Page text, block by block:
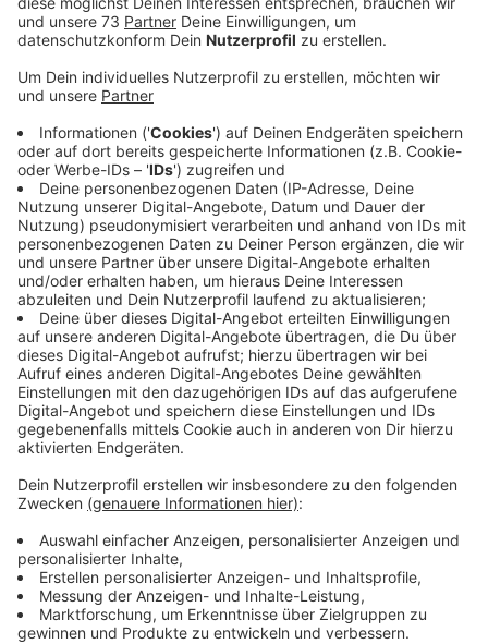
Anzeige
Die SVS Versorgungsbetriebe reagieren auf die
Wasserknappheit in diesem Sommer. Denn während
der extremen Hitze sah es in Stadtlohn, Vreden und
Südlohn mit dem Trinkwasser ziemlich kritisch aus.
Deshalb wird gerade ein neuer Brunnen in Hundewick
gebohrt. Das berichtet die Münsterlandzeitung. Der
neue Brunnen soll aus einer Tiefe von gut 60 Metern
Grundwasser fördern und so die bestehenden fünf
Trinkwasserbrunnen entlasten. Die Genehmigung für
einen weiteren Wasserspeicher liegt mittlerweile auch
vor. Und der Versorger SVS plant bis 2024 den Neubau
einer Wasserleitung von Borken nach Stadtlohn. Am
Grundproblem ändert das aber nichts, denn zu
Spitzenzeiten bei Hitze verbrauchen die Stadtlohner,
Vredener und Südlohner mehr Wasser, als gefördert
werden darf. Ein Rasensprenger verbraucht z.B. 800
Liter Wasser in der Stunde. Ein durchschnittlicher
Stadtlohner vebraucht am ganzen Tag 121 Liter, heißt
es von der SVS.
Anzeige